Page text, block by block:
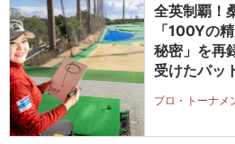
全英制覇！
「100Yの
秘密」を再
受けたパッ
プロ・トーナメ